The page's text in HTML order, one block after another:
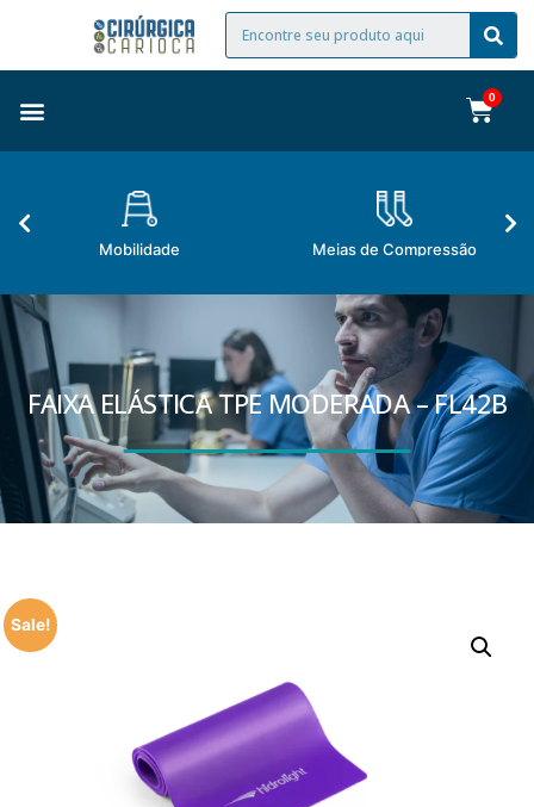
Mobilidade Meias de Compressão
FAIXA ELÁSTICA TPE MODERADA – FL42B
Sale!